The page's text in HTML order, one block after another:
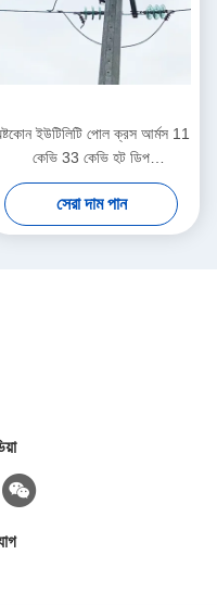
ইউটিলিটি পোল ক্রস আর্মস 11
কেভি 33 কেভি হট ডিপ
গ্যালভানাইজেশন সারফেস ট্রিটমেন্ট
সেরা দাম পান